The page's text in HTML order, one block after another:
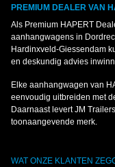
PREMIUM DEALER VAN
Als Premium HAPERT
aanhangwagens in
Hardinxveld-Giessendam
en deskundig advies
Elke aanhangwagen van
eenvoudig uitbreiden met
Daarnaast levert JM
toonaangevende merk.
WAT ONZE KLANTEN